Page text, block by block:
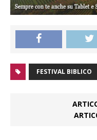
FESTIVAL BIBLICO